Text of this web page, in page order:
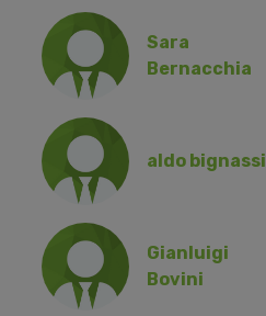
Sara
Bernacchia
aldo bignassi
Gianluigi
Bovini